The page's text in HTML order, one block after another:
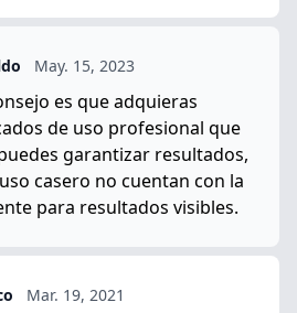
May. 15, 2023
es que adquieras
de uso profesional que
garantizar resultados,
casero no cuentan con la
para resultados visibles.
Mar. 19, 2021